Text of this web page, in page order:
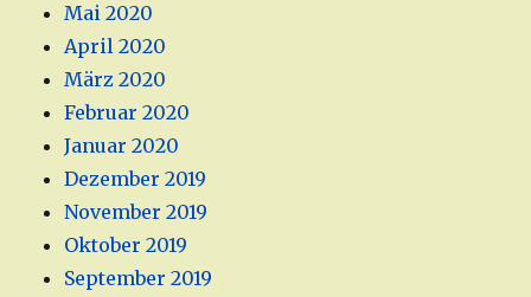
Mai 2020
April 2020
März 2020
Februar 2020
Januar 2020
Dezember 2019
November 2019
Oktober 2019
September 2019